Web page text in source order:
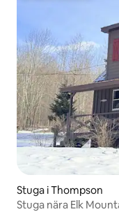
Stuga i Thompson